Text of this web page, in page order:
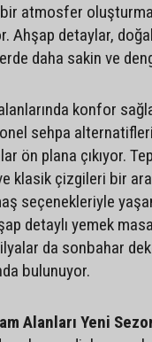
bir atmosfer
Ahşap detaylar,
daha sakin ve
konfor
sehpa
ön plana çıkıyor.
klasik çizgileri bir
seçenekleriyle
detaylı yemek
da sonbahar
bulunuyor.
Alanları Yeni